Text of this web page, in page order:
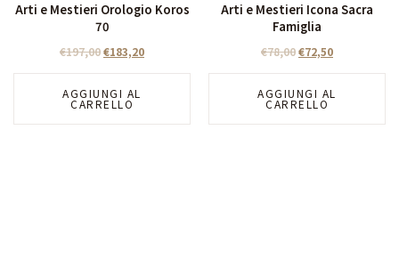
Arti e Mestieri Orologio Koros
70
€197,00€183,20
AGGIUNGI AL
CARRELLO
Arti e Mestieri Icona Sacra
Famiglia
€78,00€72,50
AGGIUNGI AL
CARRELLO